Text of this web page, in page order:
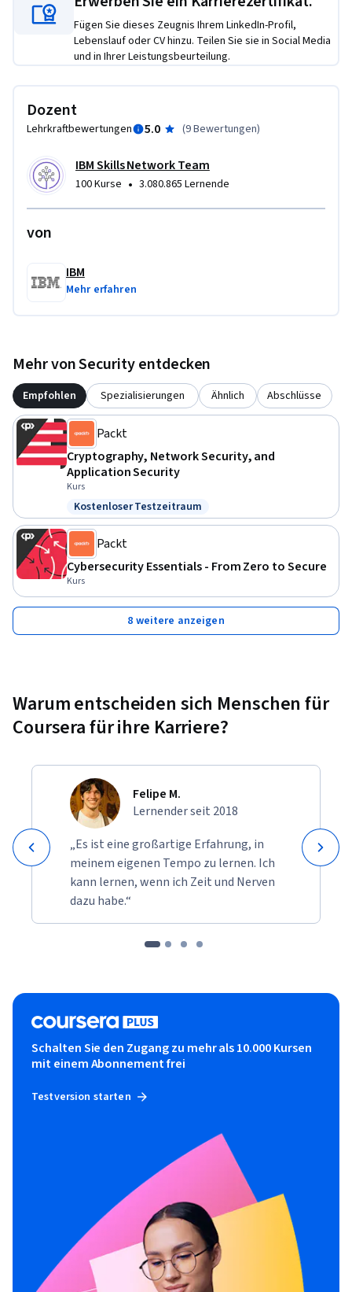
cryptography skills employers need to your resume, enroll
Fügen Sie dieses Zeugnis Ihrem LinkedIn-Profil,
Lebenslauf oder CV hinzu. Teilen Sie sie in Social Media
und in Ihrer Leistungsbeurteilung.
Dozent
Lehrkraftbewertungen 5.0 (9 Bewertungen)
IBM Skills Network Team
100 Kurse • 3.080.865 Lernende
von
IBM
Mehr erfahren
Mehr von Security entdecken
Empfohlen Spezialisierungen Ähnlich Abschlüsse
Packt
Cryptography, Network Security, and
Application Security
Kurs
Status: Kostenloser Testzeitraum
Kostenloser Testzeitraum
Packt
Cybersecurity Essentials - From Zero to Secure
Kurs
8 weitere anzeigen
Warum entscheiden sich Menschen für
Coursera für ihre Karriere?
Felipe M.
Lernender seit 2018
„Es ist eine großartige Erfahrung, in
meinem eigenen Tempo zu lernen. Ich
kann lernen, wenn ich Zeit und Nerven
dazu habe.“
Schalten Sie den Zugang zu mehr als 10.000 Kursen
mit einem Abonnement frei
Testversion starten